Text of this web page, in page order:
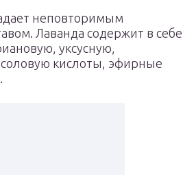
неповторимым
Лаванда содержит в себе
уксусную,
кислоты, эфирные